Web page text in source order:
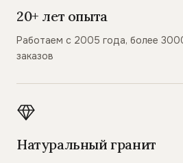
20+ лет опыта
Работаем с 2005 года, более
заказов
Натуральный гранит